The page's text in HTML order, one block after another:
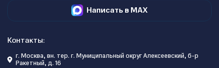
Написать в MAX
Контакты:
г. Москва, вн. тер. г. Муниципальный округ Алексеевский, б-р
Ракетный, д. 16